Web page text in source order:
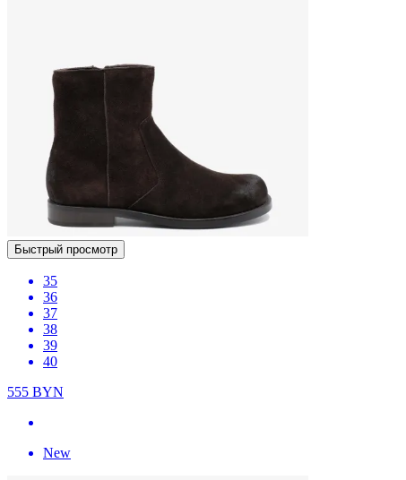
Быстрый просмотр
35
36
37
38
39
40
555 BYN
New